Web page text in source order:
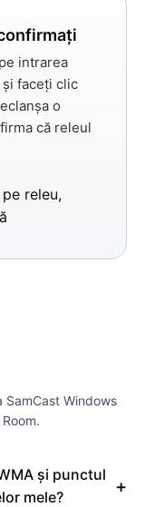
intrarea
faceți clic
o
că releul
Windows
și punctul
mele?